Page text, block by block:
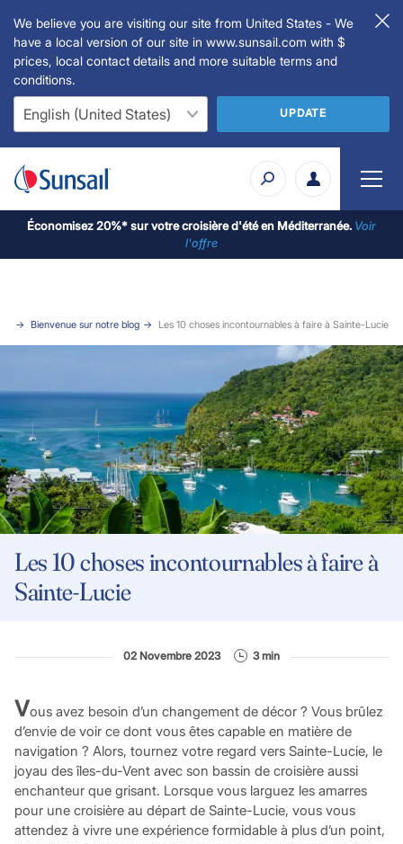
We believe you are visiting our site from United States - We
have a local version of our site in www.sunsail.com with $
prices, local contact details and more suitable terms and
conditions.
UPDATE
Économisez 20%* sur votre croisière d'été en Méditerranée. Voir
l'offre
Bienvenue sur notre blog Les 10 choses incontournables à faire à Sainte-Lucie
Les 10 choses incontournables à faire à
Sainte-Lucie
02 Novembre 2023 3 min
Vous avez besoin d’un changement de décor ? Vous brûlez
d’envie de voir ce dont vous êtes capable en matière de
navigation ? Alors, tournez votre regard vers Sainte-Lucie, le
joyau des îles-du-Vent avec son bassin de croisière aussi
enchanteur que grisant. Lorsque vous larguez les amarres
pour une croisière au départ de Sainte-Lucie, vous vous
attendez à vivre une expérience formidable à plus d’un point,